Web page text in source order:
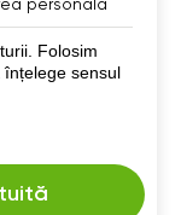
personală
Folosim
înțelege sensul